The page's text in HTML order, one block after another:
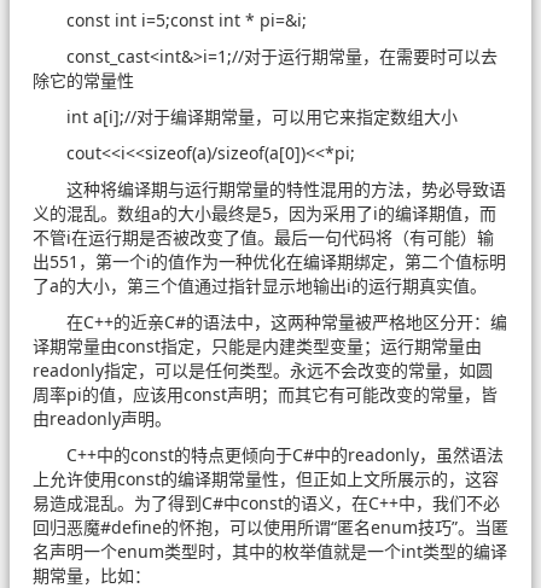
const int i=5;const int * pi=&i;
const_cast<int&>i=1;//对于运行期常量，在需要时可以去
除它的常量性
int a[i];//对于编译期常量，可以用它来指定数组大小
cout<<i<<sizeof(a)/sizeof(a[0])<<*pi;
这种将编译期与运行期常量的特性混用的方法，势必导致语
义的混乱。数组a的大小最终是5，因为采用了i的编译期值，而
不管i在运行期是否被改变了值。最后一句代码将（有可能）输
出551，第一个i的值作为一种优化在编译期绑定，第二个值标明
了a的大小，第三个值通过指针显示地输出i的运行期真实值。
在C++的近亲C#的语法中，这两种常量被严格地区分开：编
译期常量由const指定，只能是内建类型变量；运行期常量由
readonly指定，可以是任何类型。永远不会改变的常量，如圆
周率pi的值，应该用const声明；而其它有可能改变的常量，皆
由readonly声明。
C++中的const的特点更倾向于C#中的readonly，虽然语法
上允许使用const的编译期常量性，但正如上文所展示的，这容
易造成混乱。为了得到C#中const的语义，在C++中，我们不必
回归恶魔#define的怀抱，可以使用所谓“匿名enum技巧”。当匿
名声明一个enum类型时，其中的枚举值就是一个int类型的编译
期常量，比如：